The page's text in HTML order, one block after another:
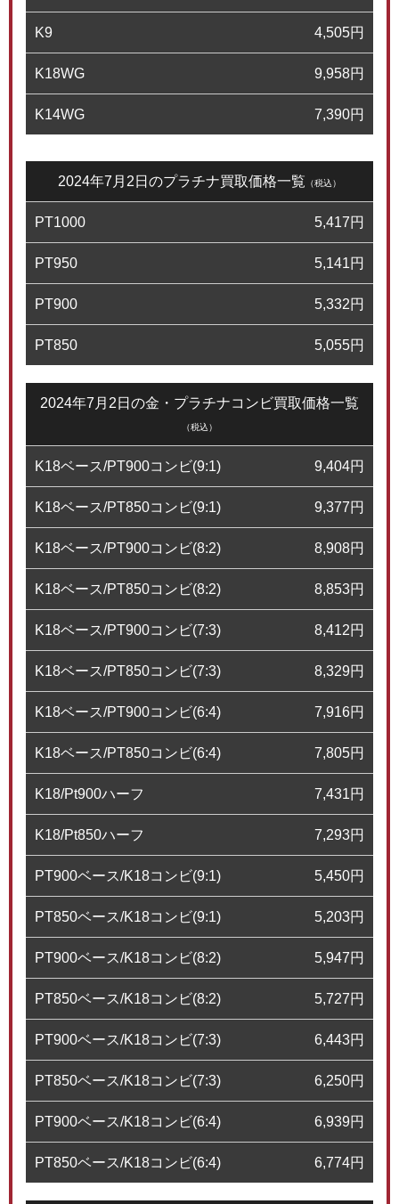
K9 4,505円
K18WG 9,958円
K14WG 7,390円
2024年7月2日のプラチナ買取価格一覧 （税込）
PT1000 5,417円
PT950 5,141円
PT900 5,332円
PT850 5,055円
2024年7月2日の金・プラチナコンビ買取価格一覧
（税込）
K18ベース/PT900コンビ(9:1) 9,404円
K18ベース/PT850コンビ(9:1) 9,377円
K18ベース/PT900コンビ(8:2) 8,908円
K18ベース/PT850コンビ(8:2) 8,853円
K18ベース/PT900コンビ(7:3) 8,412円
K18ベース/PT850コンビ(7:3) 8,329円
K18ベース/PT900コンビ(6:4) 7,916円
K18ベース/PT850コンビ(6:4) 7,805円
K18/Pt900ハーフ 7,431円
K18/Pt850ハーフ 7,293円
PT900ベース/K18コンビ(9:1) 5,450円
PT850ベース/K18コンビ(9:1) 5,203円
PT900ベース/K18コンビ(8:2) 5,947円
PT850ベース/K18コンビ(8:2) 5,727円
PT900ベース/K18コンビ(7:3) 6,443円
PT850ベース/K18コンビ(7:3) 6,250円
PT900ベース/K18コンビ(6:4) 6,939円
PT850ベース/K18コンビ(6:4) 6,774円